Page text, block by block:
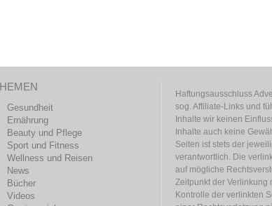
Gesundheit
Ernährung
Beauty und Pflege
Sport und Fitness
Wellness und Reisen
News
Bücher
Videos
Haftungsausschluss
sog. Affiliate-Links und
Inhalte wir keinen
Inhalte auch keine
Seiten ist stets der
verantwortlich. Die
auf mögliche
Zeitpunkt der Verlinkung
Kontrolle der verlinkten